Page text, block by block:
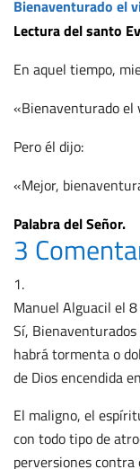
Bienaventurado el
Lectura del santo
En aquel tiempo,
«Bienaventurado el
Pero él dijo:
«Mejor,
Palabra del Señor.
3
Manuel Alguacil el
Sí, Bienaventurados
habrá tormenta o
de Dios encendida
El maligno, el
con todo tipo de
perversiones